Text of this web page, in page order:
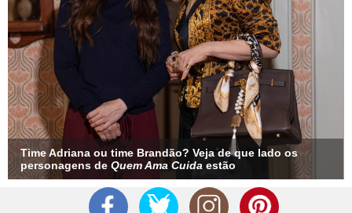
Time Adriana ou time Brandão? Veja de que lado os
personagens de Quem Ama Cuida estão